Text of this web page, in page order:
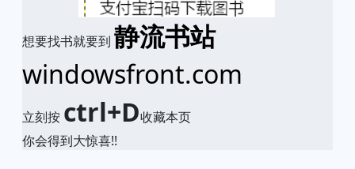
想要找书就要到 静流书站
windowsfront.com
立刻按 ctrl+D收藏本页
你会得到大惊喜!!